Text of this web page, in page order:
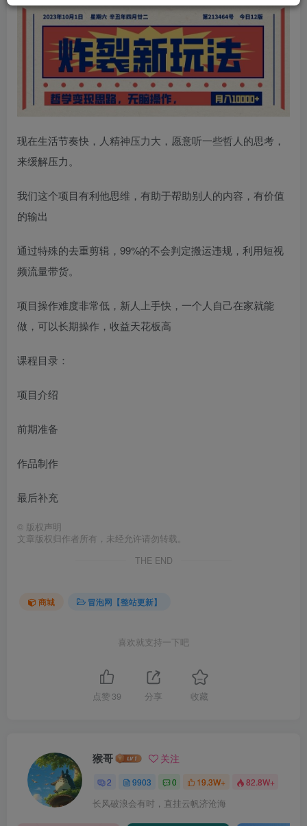
现在生活节奏快，人精神压力大，愿意听一些哲人的思考，
来缓解压力。
我们这个项目有利他思维，有助于帮助别人的内容，有价值
的输出
通过特殊的去重剪辑，99%的不会判定搬运违规，利用短视
频流量带货。
项目操作难度非常低，新人上手快，一个人自己在家就能
做，可以长期操作，收益天花板高
课程目录：
项目介绍
前期准备
作品制作
最后补充
© 版权声明
文章版权归作者所有，未经允许请勿转载。
THE END
商城 冒泡网【整站更新】
喜欢就支持一下吧
点赞 39 分享 收藏
猴哥 关注
2 9903 0 19.3W+ 82.8W+
长风破浪会有时，直挂云帆济沧海